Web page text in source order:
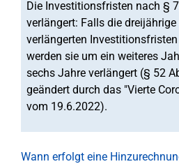
Die Investitionsfristen nach §
verlängert: Falls die dreijährige
verlängerten
werden sie um ein weiteres
sechs Jahre verlängert (§ 52
geändert durch das "Vierte
vom 19.6.2022).
Wann erfolgt eine